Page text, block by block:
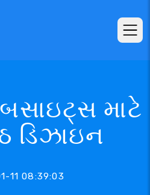
માટે
ડિઝાઇન
11 08:39:03